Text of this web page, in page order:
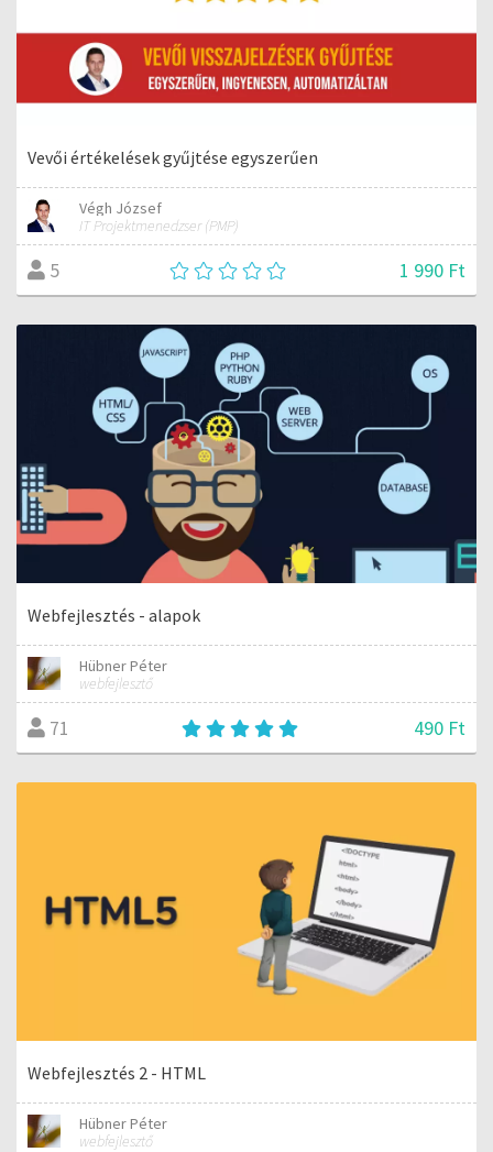
Vevői értékelések gyűjtése egyszerűen
Végh József
IT Projektmenedzser (PMP)
5 1 990 Ft
Webfejlesztés - alapok
Hübner Péter
webfejlesztő
71 490 Ft
Webfejlesztés 2 - HTML
Hübner Péter
webfejlesztő